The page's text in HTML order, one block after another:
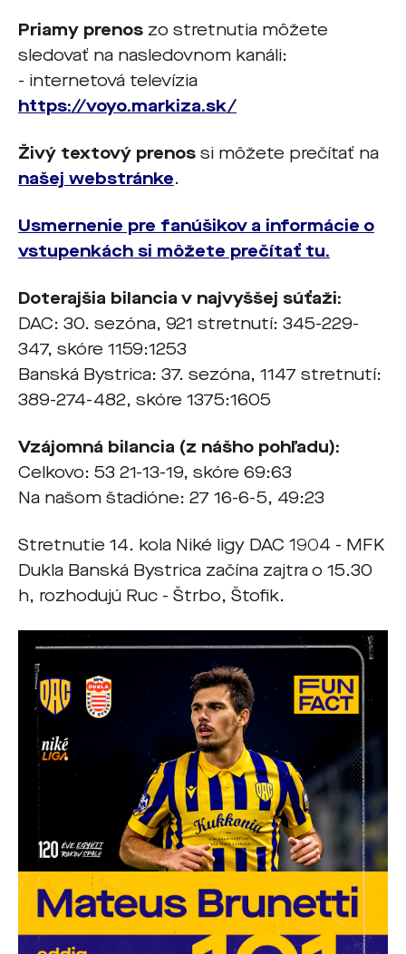
Priamy prenos zo stretnutia môžete
sledovať na nasledovnom kanáli:
- internetová televízia
https://voyo.markiza.sk/
Živý textový prenos si môžete prečítať na
našej webstránke.
Usmernenie pre fanúšikov a informácie o
vstupenkách si môžete prečítať tu.
Doterajšia bilancia v najvyššej súťaži:
DAC: 30. sezóna, 921 stretnutí: 345-229-
347, skóre 1159:1253
Banská Bystrica: 37. sezóna, 1147 stretnutí:
389-274-482, skóre 1375:1605
Vzájomná bilancia (z nášho pohľadu):
Celkovo: 53 21-13-19, skóre 69:63
Na našom štadióne: 27 16-6-5, 49:23
Stretnutie 14. kola Niké ligy DAC 1904 - MFK
Dukla Banská Bystrica začína zajtra o 15.30
h, rozhodujú Ruc - Štrbo, Štofik.